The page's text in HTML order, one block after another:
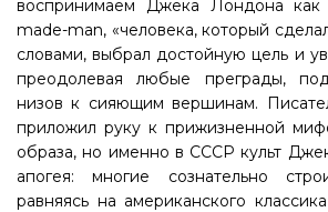
воспринимаем Джека Лондона как
made-man, «человека, который
словами, выбрал достойную цель и
преодолевая любые преграды,
низов к сияющим вершинам.
приложил руку к прижизненной
образа, но именно в СССР культ
апогея: многие сознательно
равняясь на американского